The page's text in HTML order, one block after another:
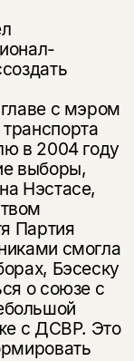
с мэром
в 2004 году
выборы,
Нэстасе,
Партия
смогла
Бэсеску
о союзе с
с ДСВР. Это
книги